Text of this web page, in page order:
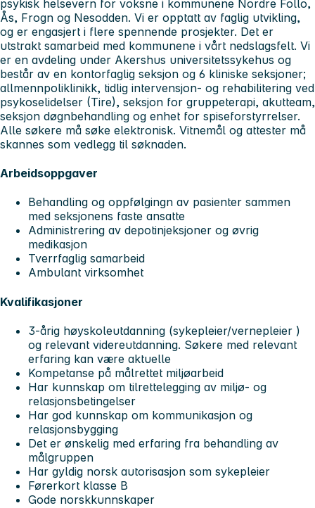
psykisk helsevern for voksne i kommunene Nordre Follo,
Ås, Frogn og Nesodden. Vi er opptatt av faglig utvikling,
og er engasjert i flere spennende prosjekter. Det er
utstrakt samarbeid med kommunene i vårt nedslagsfelt. Vi
er en avdeling under Akershus universitetssykehus og
består av en kontorfaglig seksjon og 6 kliniske seksjoner;
allmennpoliklinikk, tidlig intervensjon- og rehabilitering ved
psykoselidelser (Tire), seksjon for gruppeterapi, akutteam,
seksjon døgnbehandling og enhet for spiseforstyrrelser.
Alle søkere må søke elektronisk. Vitnemål og attester må
skannes som vedlegg til søknaden.
Arbeidsoppgaver
Behandling og oppfølgingn av pasienter sammen
med seksjonens faste ansatte
Administrering av depotinjeksjoner og øvrig
medikasjon
Tverrfaglig samarbeid
Ambulant virksomhet
Kvalifikasjoner
3-årig høyskoleutdanning (sykepleier/vernepleier )
og relevant videreutdanning. Søkere med relevant
erfaring kan være aktuelle
Kompetanse på målrettet miljøarbeid
Har kunnskap om tilrettelegging av miljø- og
relasjonsbetingelser
Har god kunnskap om kommunikasjon og
relasjonsbygging
Det er ønskelig med erfaring fra behandling av
målgruppen
Har gyldig norsk autorisasjon som sykepleier
Førerkort klasse B
Gode norskkunnskaper